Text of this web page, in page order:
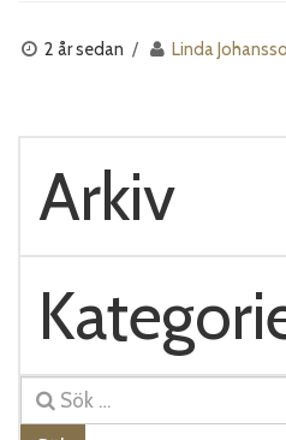
2 år sedan Linda
Arkiv
Sök